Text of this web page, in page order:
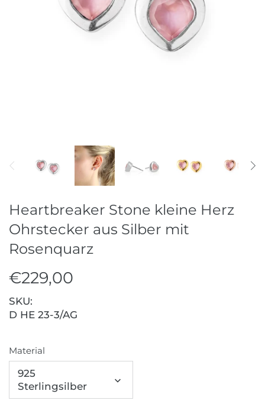
Heartbreaker Stone kleine Herz
Ohrstecker aus Silber mit
Rosenquarz
€229,00
SKU:
D HE 23-3/AG
Material
925
Sterlingsilber
Ohrschmuck